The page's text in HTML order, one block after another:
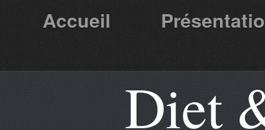
Accueil
Partenaires Diet